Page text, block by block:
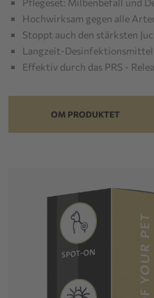
Pflegeset: Milbenbefall und
Hochwirksam gegen alle
Stoppt auch den stärksten
Langzeit-
Effektiv durch das PRS -
OM PRODUKTET